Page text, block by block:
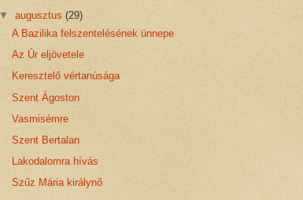
▼augusztus(29)
A Bazilika felszentelésének ünnepe
Az Úr eljövetele
Keresztelő vértanúsága
Szent Ágoston
Vasmisémre
Szent Bertalan
Lakodalomra hívás
Szűz Mária királynő